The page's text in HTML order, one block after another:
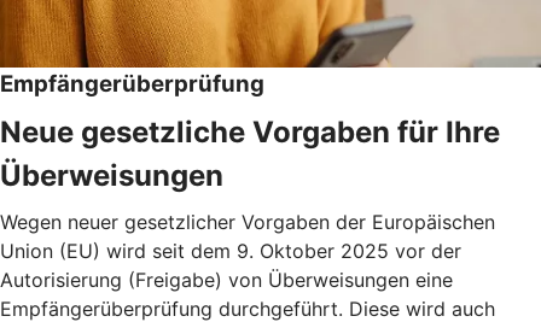
Empfängerüberprüfung
Neue gesetzliche Vorgaben für Ihre
Überweisungen
Wegen neuer gesetzlicher Vorgaben der Europäischen
Union (EU) wird seit dem 9. Oktober 2025 vor der
Autorisierung (Freigabe) von Überweisungen eine
Empfängerüberprüfung durchgeführt. Diese wird auch